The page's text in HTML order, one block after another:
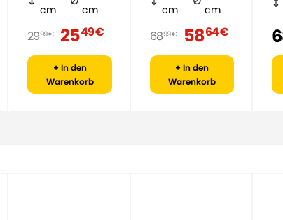
cm
cm
2999 € 2549 €
+ In den
Warenkorb
cm
cm
6899 € 5864 €
+ In den
Warenkorb